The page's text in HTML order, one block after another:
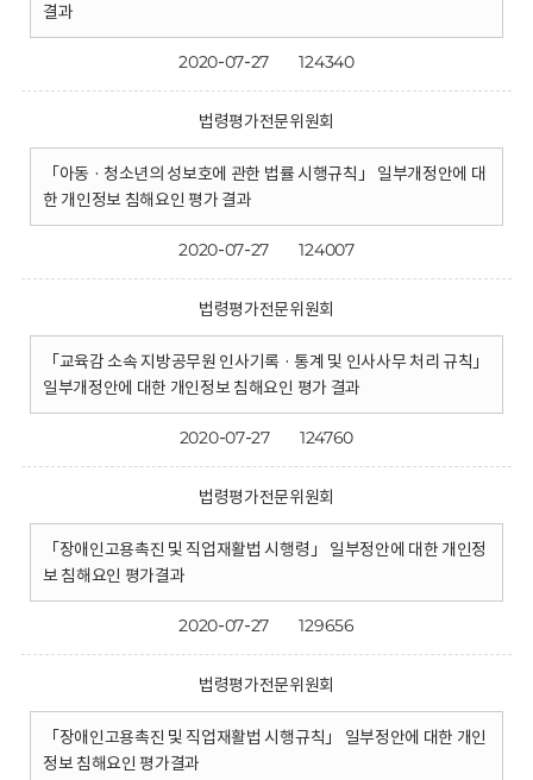
결과
2020-07-27 124340
법령평가전문위원회
「아동 · 청소년의 성보호에 관한 법률 시행규칙」 일부개정안에 대
한 개인정보 침해요인 평가 결과
2020-07-27 124007
법령평가전문위원회
「교육감 소속 지방공무원 인사기록 · 통계 및 인사사무 처리 규칙」
일부개정안에 대한 개인정보 침해요인 평가 결과
2020-07-27 124760
법령평가전문위원회
「장애인고용촉진 및 직업재활법 시행령」 일부정안에 대한 개인정
보 침해요인 평가결과
2020-07-27 129656
법령평가전문위원회
「장애인고용촉진 및 직업재활법 시행규칙」 일부정안에 대한 개인
정보 침해요인 평가결과